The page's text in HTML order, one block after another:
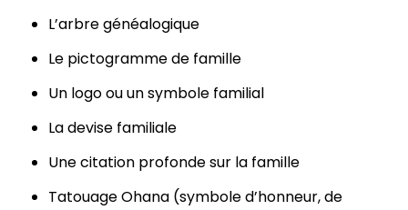
L’arbre généalogique
Le pictogramme de famille
Un logo ou un symbole familial
La devise familiale
Une citation profonde sur la famille
Tatouage Ohana (symbole d’honneur, de